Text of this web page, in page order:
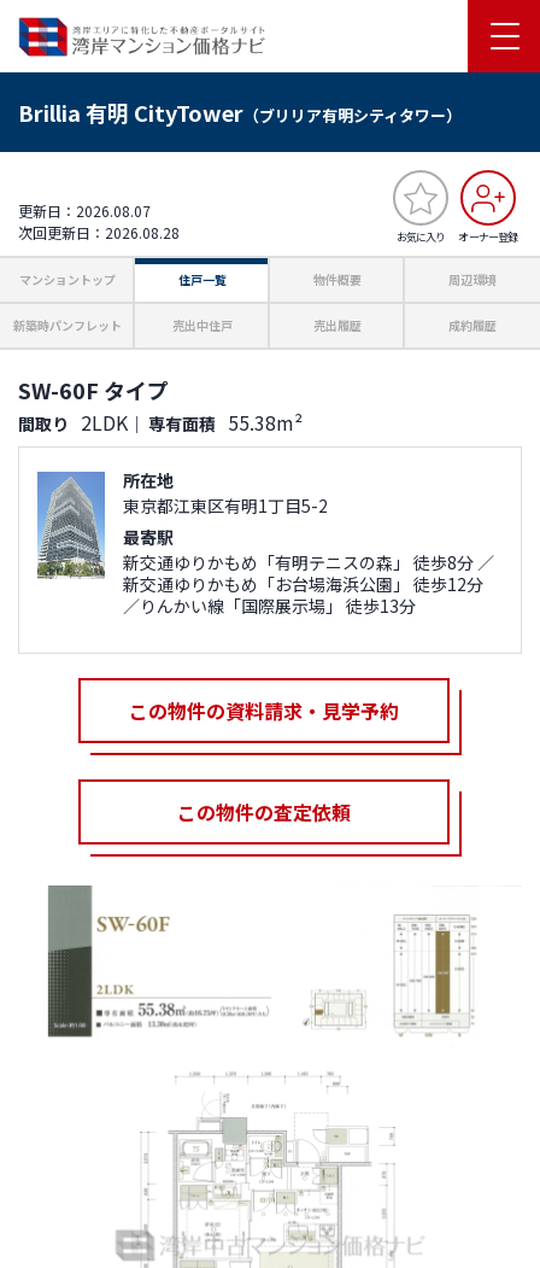
Brillia 有明 CityTower （ブリリア有明シティタワー）
お気に入り オーナー登録
更新日：2026.08.07
次回更新日：2026.08.28
マンショントップ 住戸一覧 物件概要 周辺環境
新築時パンフレット 売出中住戸 売出履歴 成約履歴
SW-60F タイプ
間取り 2LDK ｜ 専有面積 55.38m²
所在地
東京都江東区有明1丁目5-2
最寄駅
新交通ゆりかもめ「有明テニスの森」 徒歩8分 ／
新交通ゆりかもめ「お台場海浜公園」 徒歩12分
／りんかい線「国際展示場」 徒歩13分
この物件の資料請求・見学予約
この物件の査定依頼